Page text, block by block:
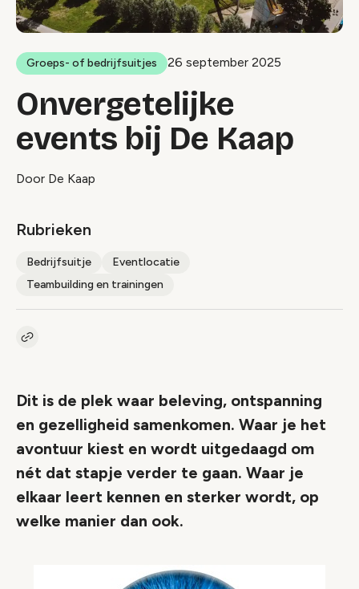
Groeps- of bedrijfsuitjes 26 september 2025
Onvergetelijke
events bij De Kaap
Door De Kaap
Rubrieken
Bedrijfsuitje
Eventlocatie
Teambuilding en trainingen
Kopieer link naar artikel
Dit is de plek waar beleving, ontspanning
en gezelligheid samenkomen. Waar je het
avontuur kiest en wordt uitgedaagd om
nét dat stapje verder te gaan. Waar je
elkaar leert kennen en sterker wordt, op
welke manier dan ook.